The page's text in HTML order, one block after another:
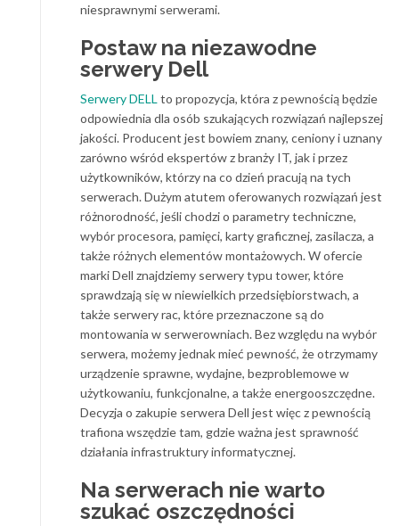
niesprawnymi serwerami.
Postaw na niezawodne
serwery Dell
Serwery DELL to propozycja, która z pewnością będzie
odpowiednia dla osób szukających rozwiązań najlepszej
jakości. Producent jest bowiem znany, ceniony i uznany
zarówno wśród ekspertów z branży IT, jak i przez
użytkowników, którzy na co dzień pracują na tych
serwerach. Dużym atutem oferowanych rozwiązań jest
różnorodność, jeśli chodzi o parametry techniczne,
wybór procesora, pamięci, karty graficznej, zasilacza, a
także różnych elementów montażowych. W ofercie
marki Dell znajdziemy serwery typu tower, które
sprawdzają się w niewielkich przedsiębiorstwach, a
także serwery rac, które przeznaczone są do
montowania w serwerowniach. Bez względu na wybór
serwera, możemy jednak mieć pewność, że otrzymamy
urządzenie sprawne, wydajne, bezproblemowe w
użytkowaniu, funkcjonalne, a także energooszczędne.
Decyzja o zakupie serwera Dell jest więc z pewnością
trafiona wszędzie tam, gdzie ważna jest sprawność
działania infrastruktury informatycznej.
Na serwerach nie warto
szukać oszczędności